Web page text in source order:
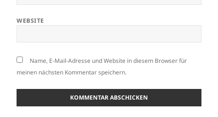
WEBSITE
Name, E-Mail-Adresse und Website in diesem Browser für
meinen nächsten Kommentar speichern.